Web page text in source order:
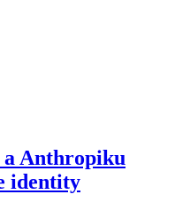
Anthropiku
identity